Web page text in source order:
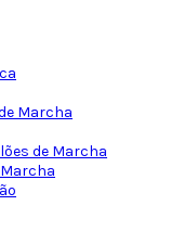
Marcha
de Marcha